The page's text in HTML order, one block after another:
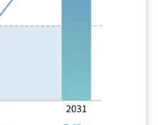
Bild © Mordor Intelligence.